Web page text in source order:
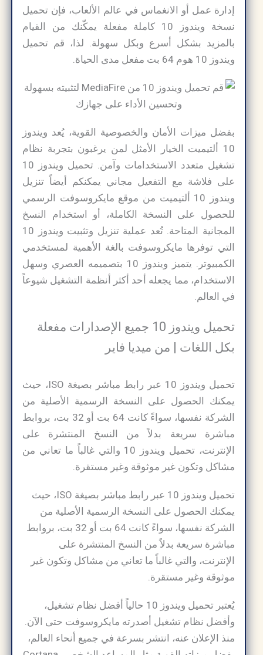
إدارة عمل أو الانغماس في عالم الألعاب، فإن تحميل
نسخة ويندوز 10 كاملة مفعلة يمكّنك من القيام
بالمزيد بشكل أسرع وبكل سهولة. لذا، قم تحميل
ويندوز 10 هوم 64 بت مفعل مدى الحياة.
بفضل ميزات الأمان والخصوصية القوية، يُعد ويندوز
10 ألتيميت الخيار الأمثل لمن يرغبون بتجربة نظام
تشغيل متعدد الاستخدامات وآمن. تحميل ويندوز 10
على فلاشة مع التفعيل مجاني يمكنكم أيضاً تنزيل
ويندوز 10 ألتيميت من موقع مايكروسوفت الرسمي
للحصول على النسخة الكاملة، أو استخدام النسخ
المجانية المتاحة. تُعد عملية تنزيل وتثبيت ويندوز 10
التي توفرها مايكروسوفت بالغة الأهمية لمستخدمي
الكمبيوتر. يتميز ويندوز 10 بتصميمه العصري وسهل
الاستخدام، مما يجعله أحد أكثر أنظمة التشغيل شيوعاً
في العالم.
تحميل ويندوز 10 جميع الإصدارات مفعلة
بكل اللغات | من ميديا فاير
تحميل ويندوز 10 عبر رابط مباشر بصيغة ISO، حيث
يمكنك الحصول على النسخة الرسمية الأصلية من
الشركة نفسها، سواءً كانت 64 بت أو 32 بت، بروابط
مباشرة سريعة بدلاً من النسخ المنتشرة على
الإنترنت، تحميل ويندوز 10 والتي غالباً ما تعاني من
مشاكل وتكون غير موثوقة وغير مستقرة.
تحميل ويندوز 10 عبر رابط مباشر بصيغة ISO، حيث
يمكنك الحصول على النسخة الرسمية الأصلية من
الشركة نفسها، سواءً كانت 64 بت أو 32 بت، بروابط
مباشرة سريعة بدلاً من النسخ المنتشرة على
الإنترنت، والتي غالباً ما تعاني من مشاكل وتكون غير
موثوقة وغير مستقرة.
يُعتبر تحميل ويندوز 10 حالياً أفضل نظام تشغيل،
وأفضل نظام تشغيل أصدرته مايكروسوفت حتى الآن.
منذ الإعلان عنه، انتشر بسرعة في جميع أنحاء العالم،